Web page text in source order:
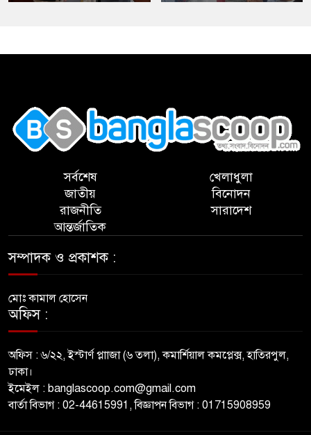
সর্বশেষ
জাতীয়
রাজনীতি
আন্তর্জাতিক
খেলাধুলা
বিনোদন
সারাদেশ
সম্পাদক ও প্রকাশক :
মোঃ কামাল হোসেন
অফিস :
অফিস : ৬/২২, ইস্টার্ণ প্লাাজা (৬ তলা), কমার্শিয়াল কমপ্লেক্স, হাতিরপুল,
ঢাকা।
ইমেইল : banglascoop.com@gmail.com
বার্তা বিভাগ : 02-44615991, বিজ্ঞাপন বিভাগ : 01715908959